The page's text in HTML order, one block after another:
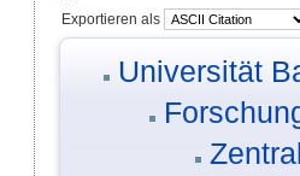
Exportieren als
Universität